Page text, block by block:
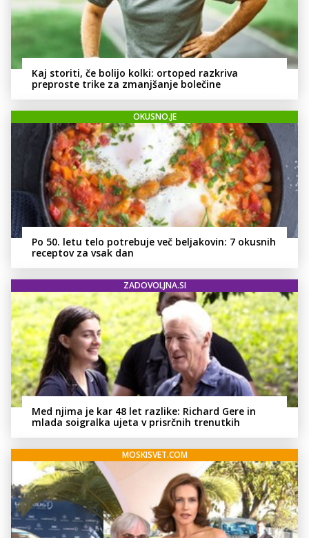
Kaj storiti, če bolijo kolki: ortoped razkriva
preproste trike za zmanjšanje bolečine
OKUSNO.JE
Po 50. letu telo potrebuje več beljakovin: 7 okusnih
receptov za vsak dan
ZADOVOLJNA.SI
Med njima je kar 48 let razlike: Richard Gere in
mlada soigralka ujeta v prisrčnih trenutkih
MOSKISVET.COM